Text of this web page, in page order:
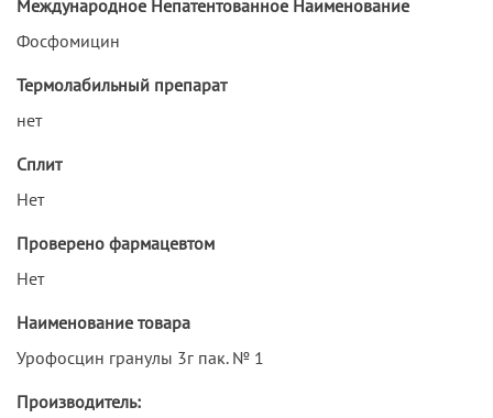
Международное Непатентованное Наименование
Фосфомицин
Термолабильный препарат
нет
Сплит
Нет
Проверено фармацевтом
Нет
Наименование товара
Урофосцин гранулы 3г пак. № 1
Производитель: